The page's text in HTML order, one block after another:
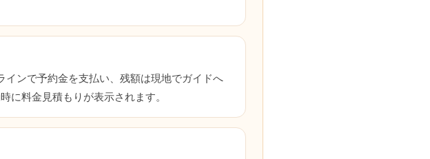
ンで予約金を支払い、残額は現地でガイドへ
に料金見積もりが表示されます。